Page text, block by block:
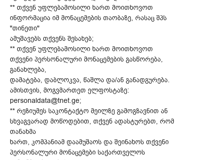
** თქვენ უფლებამოსილი ხართ მოითხოვოთ
ინფორმაცია იმ მონაცემების თაობაზე, რასაც შპს
"თინეთი"
ამუშავებს თქვენს შესახებ;
** თქვენ უფლებამოსილი ხართ მოითხოვოთ
თქვენი პერსონალური მონაცემების გასწორება,
განახლება,
დამატება, დაბლოკვა, წაშლა და/ან განადგურება.
ამისთვის, მოგვმართეთ ელფოსტაზე:
personaldata@tnet.ge;
** რეზიუმეს საკონტაქტო მეილზე გამოგზავნით ან
სხვაგვარად მოწოდებით, თქვენ ადასტურებთ, რომ
თანახმა
ხართ, კომპანიამ დაამუშაოს და შეინახოს თქვენი
პერსონალური მონაცემები საქართველოს